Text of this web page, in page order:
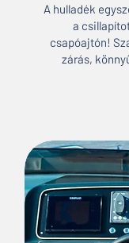
A hulladék
a
csapóajtón!
zárás,